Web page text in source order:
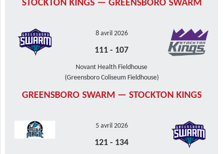
STOCKTON KINGS — GREENSBORO SWARM
8 avril 2026
111 - 107
Novant Health Fieldhouse
(Greensboro Coliseum Fieldhouse)
GREENSBORO SWARM — STOCKTON KINGS
5 avril 2026
121 - 134